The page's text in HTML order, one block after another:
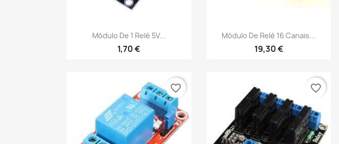
Vista rápida
Módulo De 1 Relé 5V...
1,70 €
Vista rápida
Módulo De Relé 16 Canais...
19,30 €
favorite_border favorite_border